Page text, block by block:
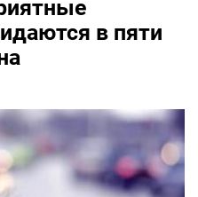
в пяти